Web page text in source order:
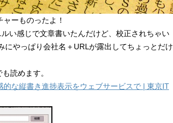
ャーものったよ！
い感じで文章書いたんだけど、校正されちゃい
にやっぱり会社名＋URLが露出してちょっとだけ
読めます。
的な縦書き進捗表示をウェブサービスで | 東京IT